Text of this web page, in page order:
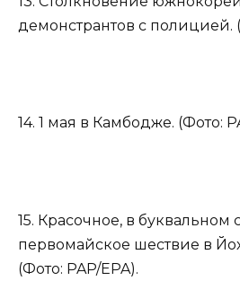
демонстрантов с полицией.
14. 1 мая в Камбодже. (Фото:
15. Красочное, в буквальном
первомайское шествие в
(Фото: PAP/EPA).